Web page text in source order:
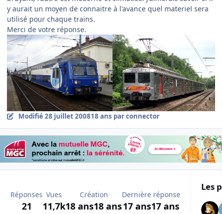
y aurait un moyen de connaitre à l'avance quel materiel sera
utilisé pour chaque trains.
Merci de votre réponse.
Modifié28 juillet 200818 ans par connector
Réponses
21
Vues
11,7k
Création
18 ans18 ans
Dernière réponse
17 ans17 ans
Les